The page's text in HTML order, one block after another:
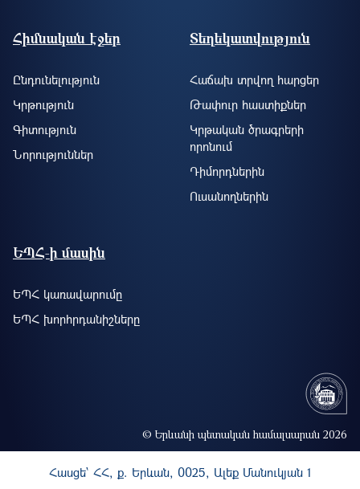
Footer site information
Հիմնական էջեր
Ընդունելություն
Կրթություն
Գիտություն
Նորություններ
Տեղեկատվություն
Հաճախ տրվող հարցեր
Թափուր հաստիքներ
Կրթական ծրագրերի
որոնում
Դիմորդներին
Ուսանողներին
ԵՊՀ-ի մասին
ԵՊՀ կառավարումը
ԵՊՀ խորհրդանիշները
© Երևանի պետական համալսարան 2026
Հասցե` ՀՀ, ք. Երևան, 0025, Ալեք Մանուկյան 1